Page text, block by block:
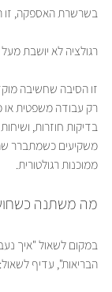
בשרשרת האספקה, זו
רגולציה לא יושבת
זו הסיבה שחשיבה
רק עבודה משפטית או
בדיקות חוזרות,
משקיעים כשמתברר
ממוכנות רגולטורית.
מה משתנה
במקום לשאול "איך
הבריאות", עדיף לשאול: